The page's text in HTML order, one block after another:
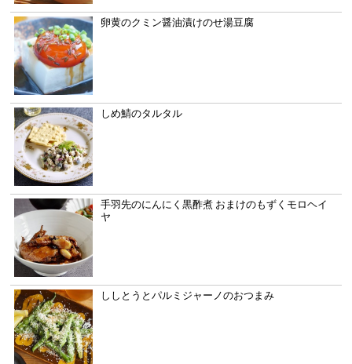
卵黄のクミン醤油漬けのせ湯豆腐
しめ鯖のタルタル
手羽先のにんにく黒酢煮 おまけのもずくモロヘイ
ヤ
ししとうとパルミジャーノのおつまみ